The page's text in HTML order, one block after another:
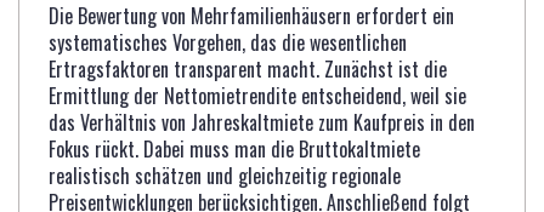
Die Bewertung von Mehrfamilienhäusern erfordert ein
systematisches Vorgehen, das die wesentlichen
Ertragsfaktoren transparent macht. Zunächst ist die
Ermittlung der Nettomietrendite entscheidend, weil sie
das Verhältnis von Jahreskaltmiete zum Kaufpreis in den
Fokus rückt. Dabei muss man die Bruttokaltmiete
realistisch schätzen und gleichzeitig regionale
Preisentwicklungen berücksichtigen. Anschließend folgt